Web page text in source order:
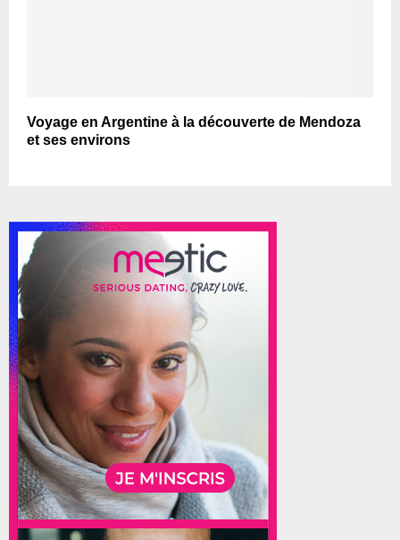
Voyage en Argentine à la découverte de Mendoza
et ses environs